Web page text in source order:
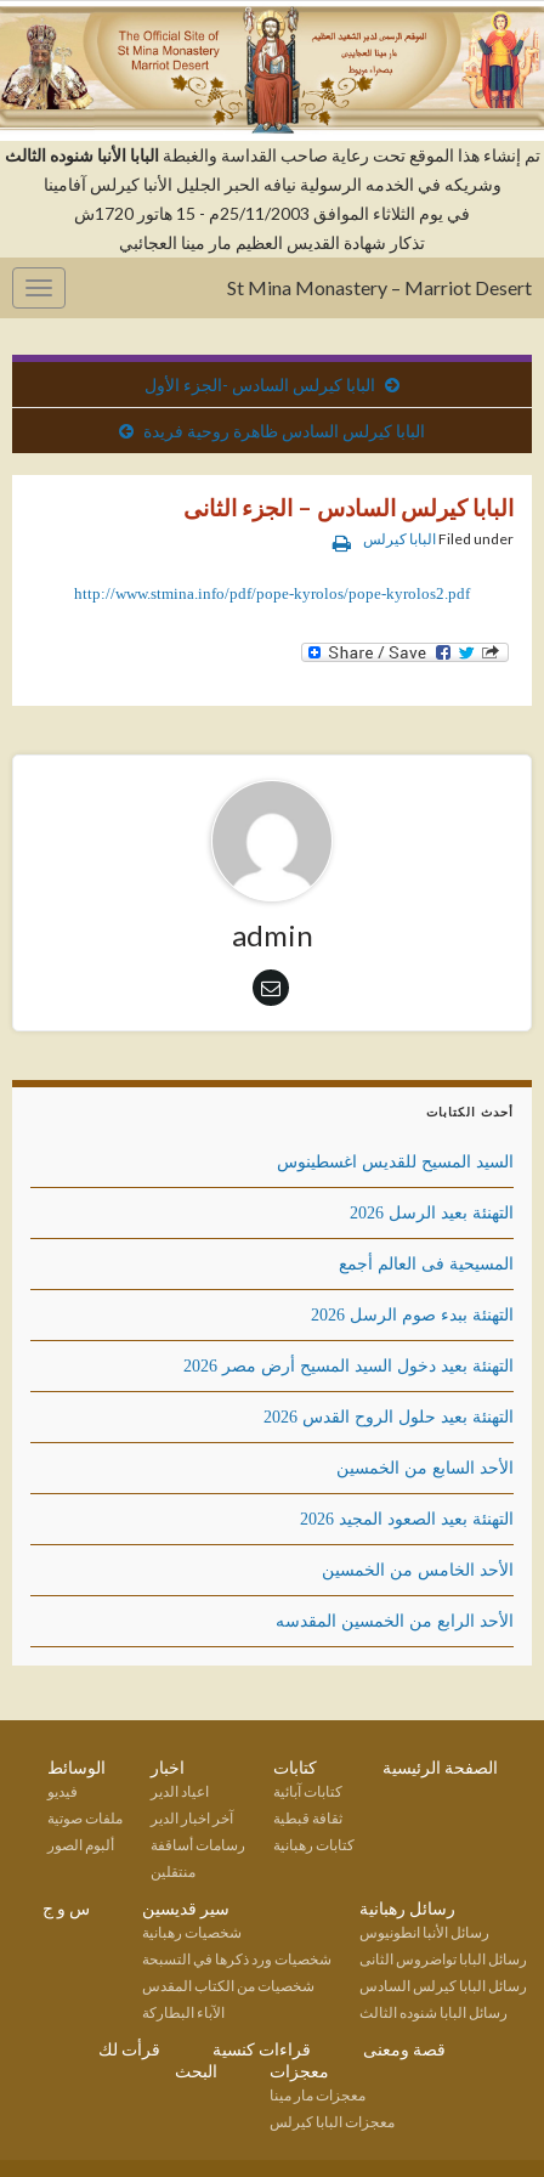
إنشاء هذا الموقع تحت رعاية صاحب القداسة والغبطةالبابا الأنبا شنوده الثالث
وشريكه في الخدمه الرسولية نيافه الحبر الجليل الأنبا كيرلس آفامينا
في يوم الثلاثاء الموافق 25/11/2003م - 15 هاتور 1720ش
تذكار شهادة القديس العظيم مار مينا العجائبي
St Mina Monastery – Marriot Desert
البابا كيرلس السادس -الجزء الأول
البابا كيرلس السادس ظاهرة روحية فريدة
البابا كيرلس السادس – الجزء الثانى
Filed underالبابا كيرلس
http://www.stmina.info/pdf/pope-kyrolos/pope-kyrolos2.pdf
admin
أحدث الكتابات
السيد المسيح للقديس اغسطينوس
التهنئة بعيد الرسل 2026
المسيحية فى العالم أجمع
التهنئة ببدء صوم الرسل 2026
التهنئة بعيد دخول السيد المسيح أرض مصر 2026
التهنئة بعيد حلول الروح القدس 2026
الأحد السابع من الخمسين
التهنئة بعيد الصعود المجيد 2026
الأحد الخامس من الخمسين
الأحد الرابع من الخمسين المقدسه
الصفحة الرئيسية كتابات
كتابات آبائية
ثقافة قبطية
كتابات رهبانية
اخبار
اعياد الدير
آخر اخبار الدير
رسامات أساقفة
منتقلين
الوسائط
فيديو
ملفات صوتية
ألبوم الصور
رسائل رهبانية
رسائل الأنبا انطونيوس
رسائل البابا تواضروس الثانى
رسائل البابا كيرلس السادس
رسائل البابا شنوده الثالث
سير قديسين
شخصيات رهبانية
شخصيات ورد ذكرها في التسبحة
شخصيات من الكتاب المقدس
الآباء البطاركة
س و ج
قصة ومعنى قراءات كنسية
قرأت لك
معجزات
معجزات مار مينا
معجزات البابا كيرلس
البحث